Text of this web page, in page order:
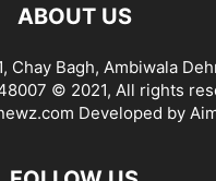
ABOUT US
Chay Bagh, Ambiwala
© 2021, All rights
Developed by